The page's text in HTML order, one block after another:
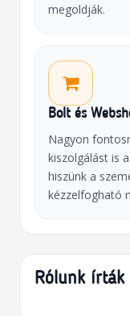
megoldják.
Bolt és
Nagyon
kiszolgálást is
hiszünk a
kézzelfogható
Rólunk írták